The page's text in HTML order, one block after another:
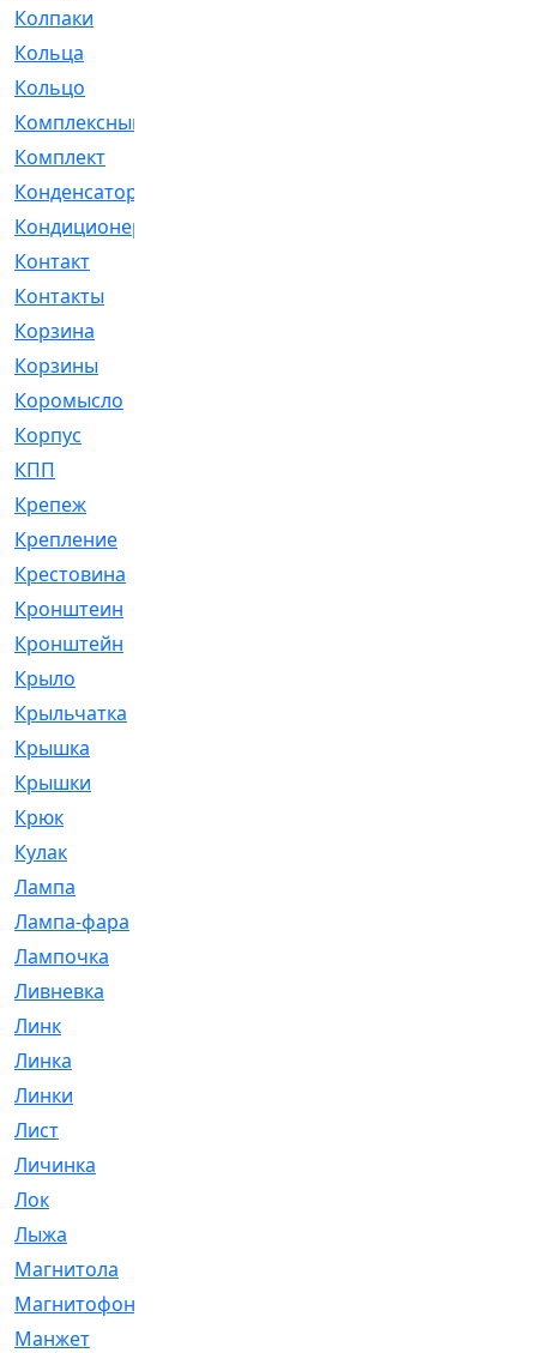
Колпаки
Кольца
Кольцо
Комплексный
Комплект
Конденсатор
Кондиционер
Контакт
Контакты
Корзина
Корзины
Коромысло
Корпус
КПП
Крепеж
Крепление
Крестовина
Кронштеин
Кронштейн
Крыло
Крыльчатка
Крышка
Крышки
Крюк
Кулак
Лампа
Лампа-фара
Лампочка
Ливневка
Линк
Линка
Линки
Лист
Личинка
Лок
Лыжа
Магнитола
Магнитофон
Манжет